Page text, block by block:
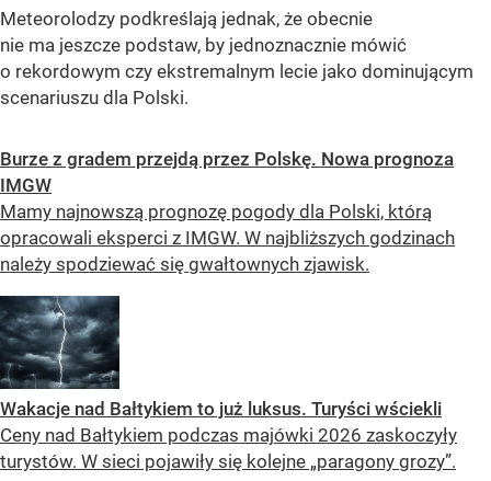
Meteorolodzy podkreślają jednak, że obecnie
nie ma jeszcze podstaw, by jednoznacznie mówić
o rekordowym czy ekstremalnym lecie jako dominującym
scenariuszu dla Polski.
Burze z gradem przejdą przez Polskę. Nowa prognoza
IMGW
Mamy najnowszą prognozę pogody dla Polski, którą
opracowali eksperci z IMGW. W najbliższych godzinach
należy spodziewać się gwałtownych zjawisk.
Wakacje nad Bałtykiem to już luksus. Turyści wściekli
Ceny nad Bałtykiem podczas majówki 2026 zaskoczyły
turystów. W sieci pojawiły się kolejne „paragony grozy”.